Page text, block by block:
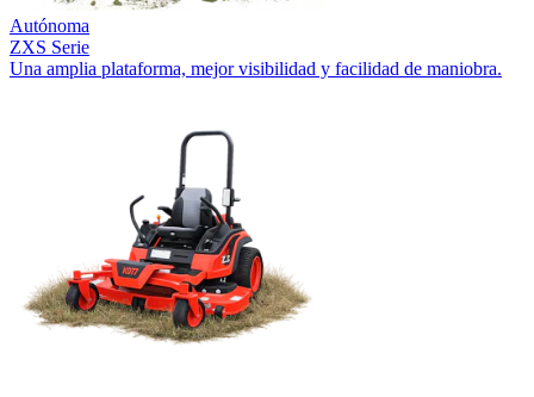
Autónoma
ZXS Serie
Una amplia plataforma, mejor visibilidad y facilidad de maniobra.